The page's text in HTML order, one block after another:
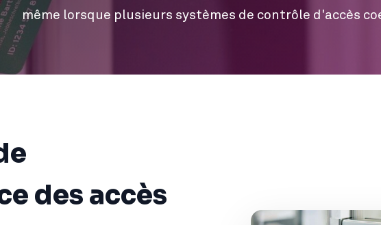
même lorsque plusieurs systèmes de contrôle d'accès
des accès